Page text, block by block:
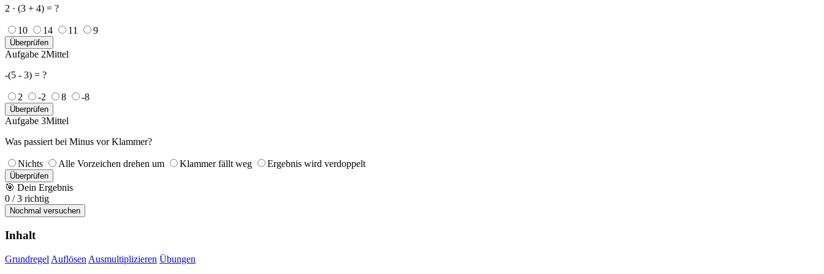
2 · (3 + 4) = ?
10 14 11 9
Überprüfen
Aufgabe 2Mittel
-(5 - 3) = ?
2 -2 8 -8
Überprüfen
Aufgabe 3Mittel
Was passiert bei Minus vor Klammer?
Nichts Alle Vorzeichen drehen um Klammer fällt weg Ergebnis wird verdoppelt
Überprüfen
🎯 Dein Ergebnis
0 /3 richtig
Nochmal versuchen
Inhalt
Grundregel Auflösen Ausmultiplizieren Übungen